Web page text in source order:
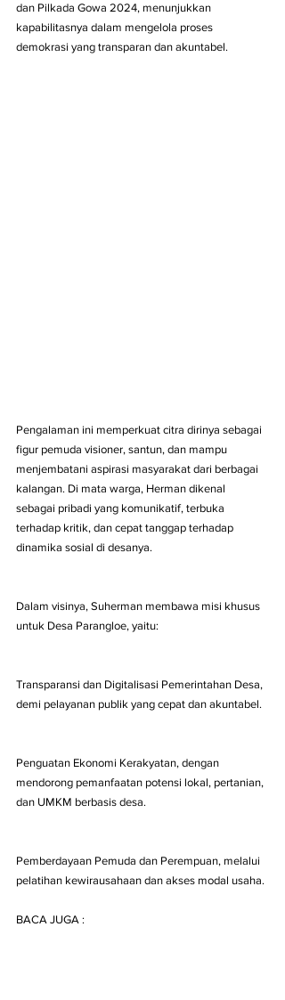
dan Pilkada Gowa 2024, menunjukkan
kapabilitasnya dalam mengelola proses
demokrasi yang transparan dan akuntabel.
Pengalaman ini memperkuat citra dirinya sebagai
figur pemuda visioner, santun, dan mampu
menjembatani aspirasi masyarakat dari berbagai
kalangan. Di mata warga, Herman dikenal
sebagai pribadi yang komunikatif, terbuka
terhadap kritik, dan cepat tanggap terhadap
dinamika sosial di desanya.
Dalam visinya, Suherman membawa misi khusus
untuk Desa Parangloe, yaitu:
Transparansi dan Digitalisasi Pemerintahan Desa,
demi pelayanan publik yang cepat dan akuntabel.
Penguatan Ekonomi Kerakyatan, dengan
mendorong pemanfaatan potensi lokal, pertanian,
dan UMKM berbasis desa.
Pemberdayaan Pemuda dan Perempuan, melalui
pelatihan kewirausahaan dan akses modal usaha.
BACA JUGA :